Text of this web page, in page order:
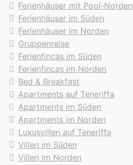
Ferienhäuser mit Pool-Norden
Ferienhäuser im Süden
Ferienhäuser im Norden
Gruppenreise
Ferienfincas im Süden
Ferienfincas im Norden
Bed & Breakfast
Apartments auf Teneriffa
Apartments im Süden
Apartments im Norden
Luxusvillen auf Teneriffa
Villen im Süden
Villen im Norden